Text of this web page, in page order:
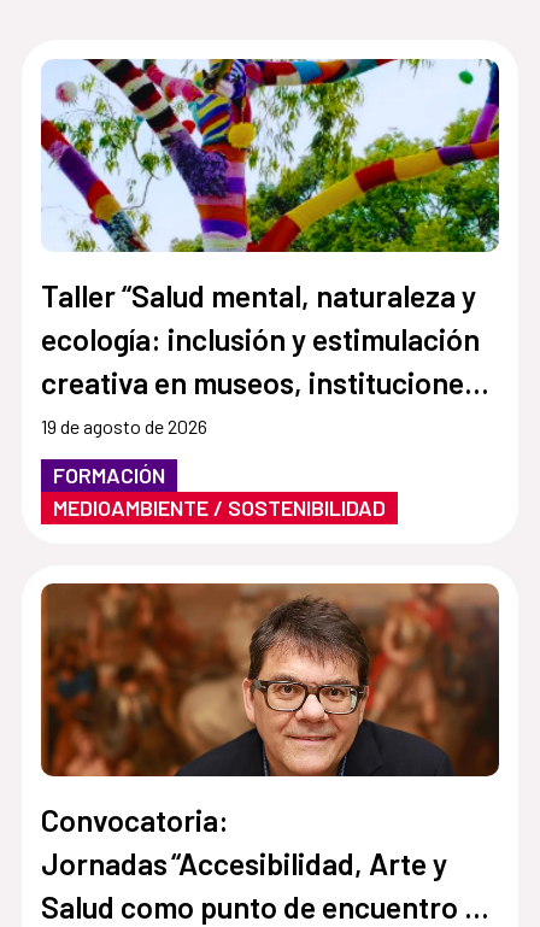
Taller “Salud mental, naturaleza y
ecología: inclusión y estimulación
creativa en museos, instituciones y
centros culturales”
19 de agosto de 2026
FORMACIÓN
MEDIOAMBIENTE / SOSTENIBILIDAD
Convocatoria:
Jornadas “Accesibilidad, Arte y
Salud como punto de encuentro y